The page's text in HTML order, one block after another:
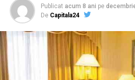
Publicat acum 8 ani pe
De Capitala24